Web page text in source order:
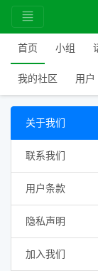
首页 小组
我的社区 用户
关于我们
联系我们
用户条款
隐私声明
加入我们